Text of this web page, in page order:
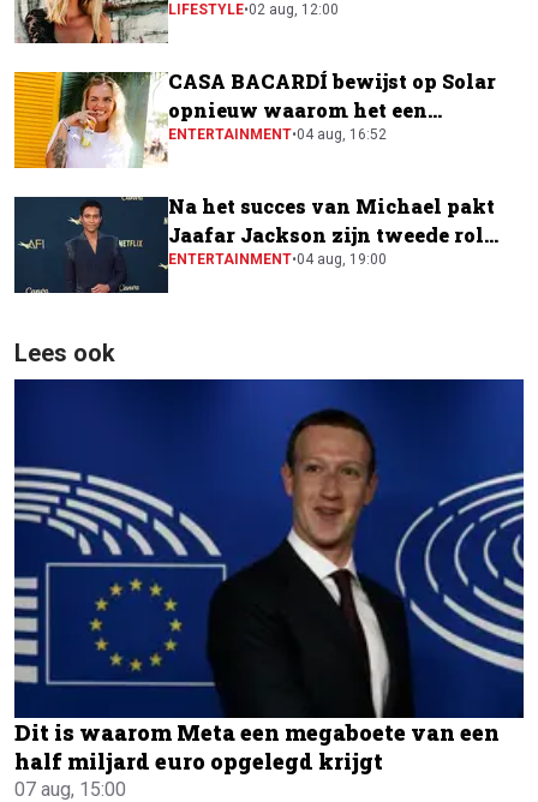
festivalscene van Europa"
LIFESTYLE•02 aug, 12:00
CASA BACARDÍ bewijst op Solar
opnieuw waarom het een
festivalfavoriet is
ENTERTAINMENT•04 aug, 16:52
Na het succes van Michael pakt
Jaafar Jackson zijn tweede rol
naast Will Smith
ENTERTAINMENT•04 aug, 19:00
Lees ook
Dit is waarom Meta een megaboete van een
half miljard euro opgelegd krijgt
07 aug, 15:00